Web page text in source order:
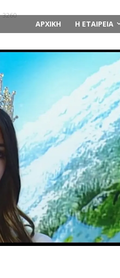
ΑΡΧΙΚΗ Η ΕΤΑΙΡΕΙΑ
3260